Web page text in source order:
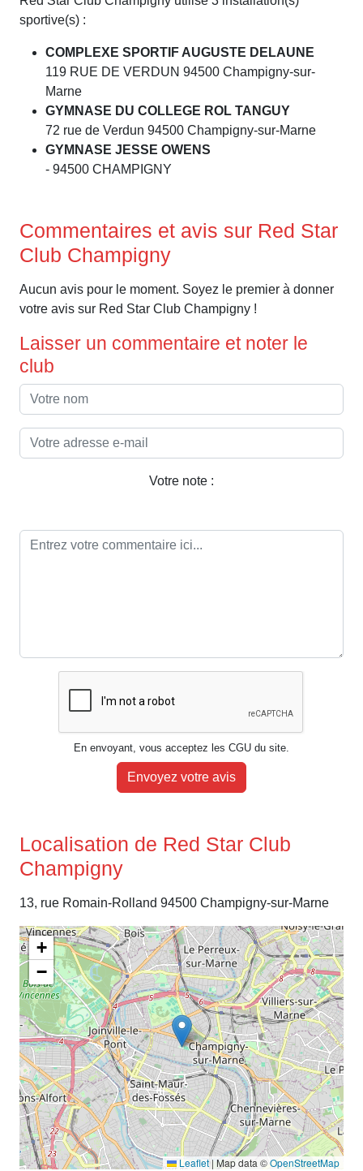
sportive(s) :
COMPLEXE SPORTIF AUGUSTE DELAUNE
119 RUE DE VERDUN 94500 Champigny-sur-
Marne
GYMNASE DU COLLEGE ROL TANGUY
72 rue de Verdun 94500 Champigny-sur-Marne
GYMNASE JESSE OWENS
- 94500 CHAMPIGNY
Commentaires et avis sur Red Star
Club Champigny
Aucun avis pour le moment. Soyez le premier à donner
votre avis sur Red Star Club Champigny !
Laisser un commentaire et noter le
club
Votre note :
En envoyant, vous acceptez les CGU du site.
Envoyez votre avis
Localisation de Red Star Club
Champigny
13, rue Romain-Rolland 94500 Champigny-sur-Marne
+
−
Leaflet | Map data ©OpenStreetMap